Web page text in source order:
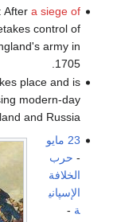
: After a siege of
control of
army in
1705.
place and is
modern-day
and Russia
23 مايو
- حرب
الخلافة
الإسپاني
ة -